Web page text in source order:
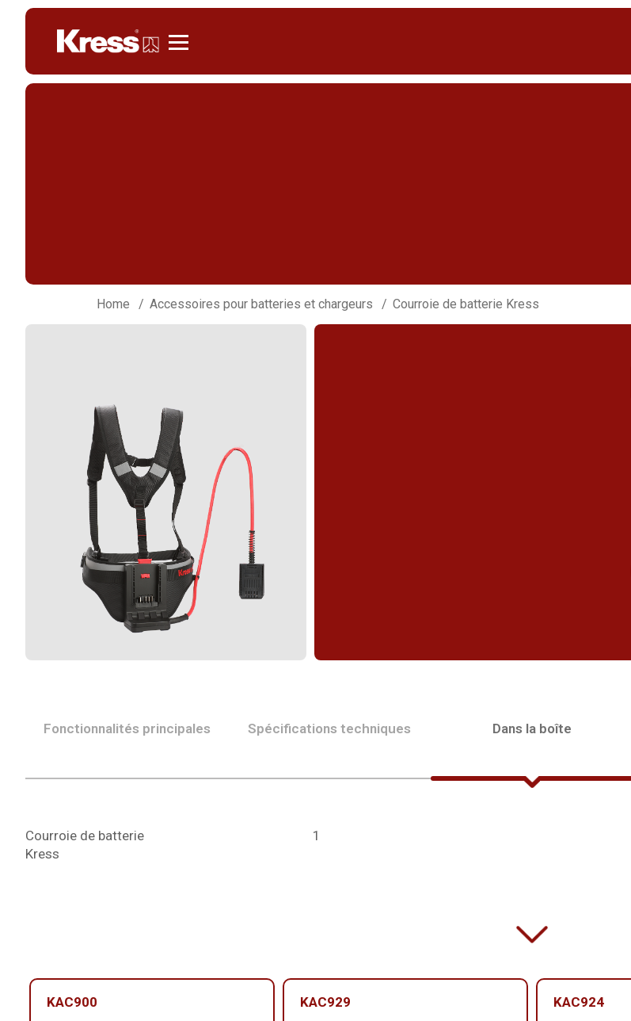
Home Accessoires pour batteries et chargeurs Courroie de batterie Kress
Fonctionnalités principales Spécifications techniques Dans la boîte
Courroie de batterie
Kress
1
KAC900 KAC929 KAC924